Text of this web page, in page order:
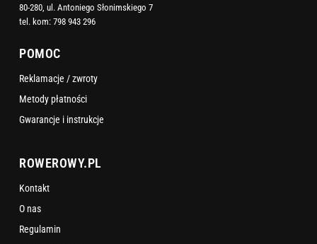
80-280, ul. Antoniego Słonimskiego 7
tel. kom: 798 943 296
POMOC
Reklamacje / zwroty
Metody płatności
Gwarancje i instrukcje
ROWEROWY.PL
Kontakt
O nas
Regulamin